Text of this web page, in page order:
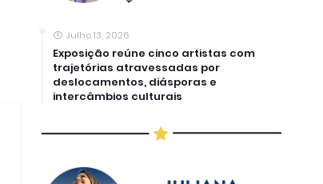
Julho 13, 2026
Exposição reúne cinco artistas com
trajetórias atravessadas por
deslocamentos, diásporas e
intercâmbios culturais